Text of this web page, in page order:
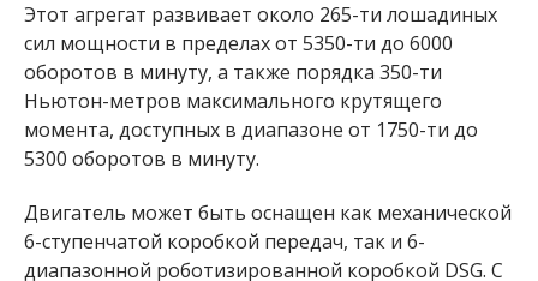
Этот агрегат развивает около 265-ти лошадиных
сил мощности в пределах от 5350-ти до 6000
оборотов в минуту, а также порядка 350-ти
Ньютон-метров максимального крутящего
момента, доступных в диапазоне от 1750-ти до
5300 оборотов в минуту.
Двигатель может быть оснащен как механической
6-ступенчатой коробкой передач, так и 6-
диапазонной роботизированной коробкой DSG. С